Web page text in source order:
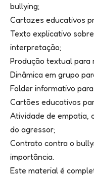
bullying;
Cartazes educativos
Texto explicativo
interpretação;
Produção textual para
Dinâmica em grupo
Folder informativo
Cartões educativos
Atividade de empatia,
do agressor;
Contrato contra o
importância.
Este material é